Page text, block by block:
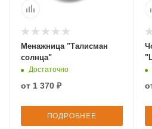
Менажница "Талисман
солнца"
Достаточно
от 1 370 ₽
ПОДРОБНЕЕ